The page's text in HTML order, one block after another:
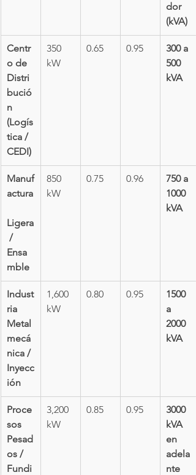
dor
(kVA)
Centr
o de
Distri
bució
n
(Logís
tica /
CEDI)
350
kW
0.65 0.95
300 a
500
kVA
Manuf
actura
Ligera
/
Ensa
mble
850
kW
0.75 0.96
750 a
1000
kVA
Indust
ria
Metal
mecá
nica /
Inyecc
ión
1,600
kW
0.80 0.95
1500
a
2000
kVA
Proce
sos
Pesad
os /
Fundi
3,200
kW
0.85 0.95
3000
kVA
en
adela
nte